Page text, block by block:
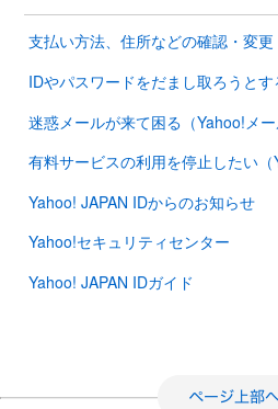
支払い方法、住所などの確認・変更
IDやパスワードをだまし取ろうと
迷惑メールが来て困る（Yahoo!メー
有料サービスの利用を停止したい（
Yahoo! JAPAN IDからのお知らせ
Yahoo!セキュリティセンター
Yahoo! JAPAN IDガイド